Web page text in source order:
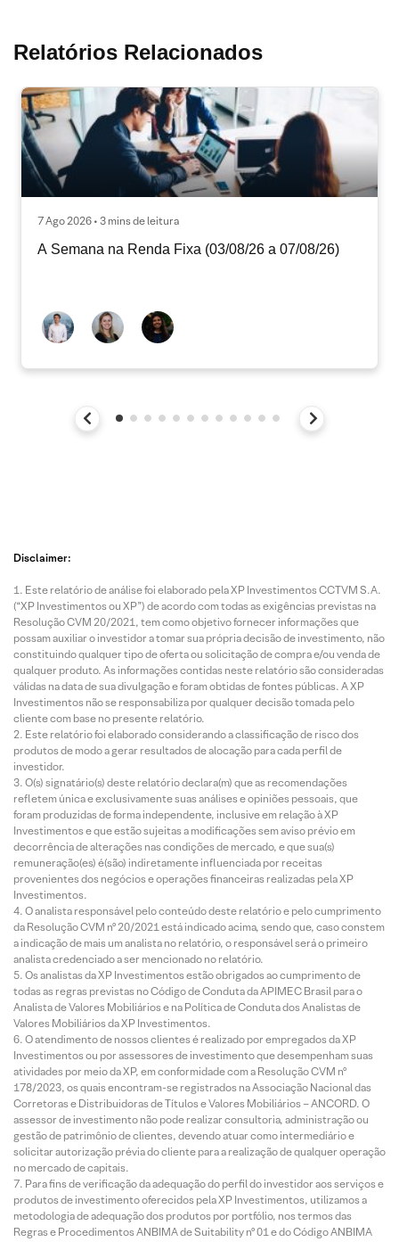
Relatórios Relacionados
7 Ago 2026 • 3 mins de leitura
A Semana na Renda Fixa (03/08/26 a 07/08/26)
Disclaimer:
Este relatório de análise foi elaborado pela XP Investimentos CCTVM S.A.
(“XP Investimentos ou XP”) de acordo com todas as exigências previstas na
Resolução CVM 20/2021, tem como objetivo fornecer informações que
possam auxiliar o investidor a tomar sua própria decisão de investimento, não
constituindo qualquer tipo de oferta ou solicitação de compra e/ou venda de
qualquer produto. As informações contidas neste relatório são consideradas
válidas na data de sua divulgação e foram obtidas de fontes públicas. A XP
Investimentos não se responsabiliza por qualquer decisão tomada pelo
cliente com base no presente relatório.
Este relatório foi elaborado considerando a classificação de risco dos
produtos de modo a gerar resultados de alocação para cada perfil de
investidor.
O(s) signatário(s) deste relatório declara(m) que as recomendações
refletem única e exclusivamente suas análises e opiniões pessoais, que
foram produzidas de forma independente, inclusive em relação à XP
Investimentos e que estão sujeitas a modificações sem aviso prévio em
decorrência de alterações nas condições de mercado, e que sua(s)
remuneração(es) é(são) indiretamente influenciada por receitas
provenientes dos negócios e operações financeiras realizadas pela XP
Investimentos.
O analista responsável pelo conteúdo deste relatório e pelo cumprimento
da Resolução CVM nº 20/2021 está indicado acima, sendo que, caso constem
a indicação de mais um analista no relatório, o responsável será o primeiro
analista credenciado a ser mencionado no relatório.
Os analistas da XP Investimentos estão obrigados ao cumprimento de
todas as regras previstas no Código de Conduta da APIMEC Brasil para o
Analista de Valores Mobiliários e na Política de Conduta dos Analistas de
Valores Mobiliários da XP Investimentos.
O atendimento de nossos clientes é realizado por empregados da XP
Investimentos ou por assessores de investimento que desempenham suas
atividades por meio da XP, em conformidade com a Resolução CVM nº
178/2023, os quais encontram-se registrados na Associação Nacional das
Corretoras e Distribuidoras de Títulos e Valores Mobiliários – ANCORD. O
assessor de investimento não pode realizar consultoria, administração ou
gestão de patrimônio de clientes, devendo atuar como intermediário e
solicitar autorização prévia do cliente para a realização de qualquer operação
no mercado de capitais.
Para fins de verificação da adequação do perfil do investidor aos serviços e
produtos de investimento oferecidos pela XP Investimentos, utilizamos a
metodologia de adequação dos produtos por portfólio, nos termos das
Regras e Procedimentos ANBIMA de Suitability nº 01 e do Código ANBIMA